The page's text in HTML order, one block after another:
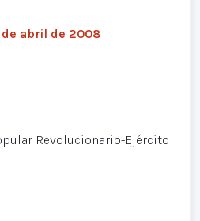
de abril de 2008
Revolucionario-Ejército